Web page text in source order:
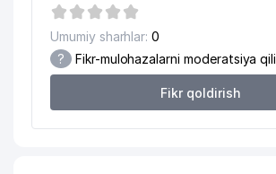
19 IDEAL TARA ShK
20 IDENTI RA XUSUSIY KORXONASI
21 KAM AIR VAKOLATXONA
LAWYER PALVANOV ADVOKATLIK
BYUROSI
Umumiy sharhlar: 0
? Fikr-mulohazalarni moderatsiya
Fikr qoldirish